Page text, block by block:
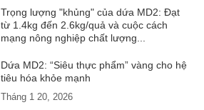
Trọng lượng "khủng" của dứa MD2: Đạt
từ 1.4kg đến 2.6kg/quả và cuộc cách
mạng nông nghiệp chất lượng...
Dứa MD2: “Siêu thực phẩm” vàng cho hệ
tiêu hóa khỏe mạnh
Tháng 1 20, 2026